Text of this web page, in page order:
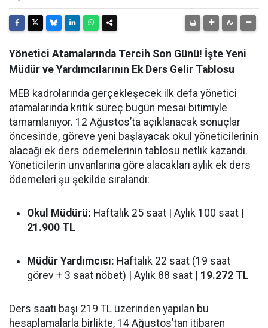
Yönetici Atamalarında Tercih Son Günü! İşte Yeni
Müdür ve Yardımcılarının Ek Ders Gelir Tablosu
MEB kadrolarında gerçekleşecek ilk defa yönetici
atamalarında kritik süreç bugün mesai bitimiyle
tamamlanıyor. 12 Ağustos’ta açıklanacak sonuçlar
öncesinde, göreve yeni başlayacak okul yöneticilerinin
alacağı ek ders ödemelerinin tablosu netlik kazandı.
Yöneticilerin unvanlarına göre alacakları aylık ek ders
ödemeleri şu şekilde sıralandı:
Okul Müdürü: Haftalık 25 saat | Aylık 100 saat |
21.900 TL
Müdür Yardımcısı: Haftalık 22 saat (19 saat
görev + 3 saat nöbet) | Aylık 88 saat | 19.272 TL
Ders saati başı 219 TL üzerinden yapılan bu
hesaplamalarla birlikte, 14 Ağustos’tan itibaren